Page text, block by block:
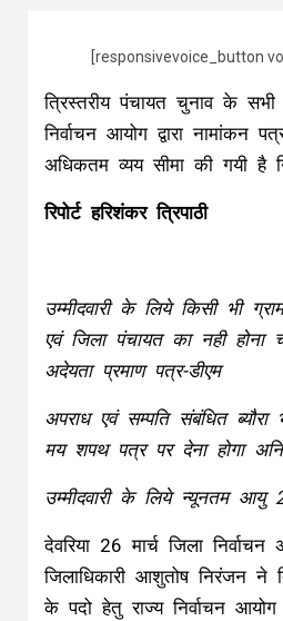
[responsivevoice_button
त्रिस्तरीय पंचायत चुनाव के
निर्वाचन आयोग द्वारा नामांकन
अधिकतम व्यय सीमा की गयी है
रिपोर्ट हरिशंकर त्रिपाठी
उम्मीदवारी के लिये किसी भी
एवं जिला पंचायत का नही होना
अदेयता प्रमाण पत्र-डीएम
अपराध एवं सम्पति संबंधित ब्यौरा
मय शपथ पत्र पर देना होगा
उम्मीदवारी के लिये न्यूनतम आयु
देवरिया 26 मार्च जिला निर्वाचन
जिलाधिकारी आशुतोष निरंजन ने
के पदो हेतु राज्य निर्वाचन आयोग